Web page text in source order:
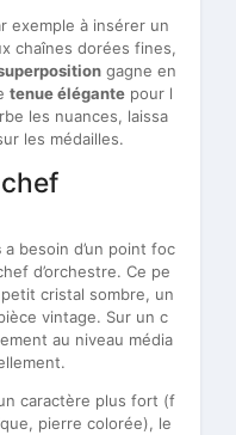
exemple à insérer un
chaînes dorées fines,
gagne en
tenue élégante pour l
les nuances, laissa
les médailles.
a besoin d’un point foc
d’orchestre. Ce pe
cristal sombre, un
vintage. Sur un c
au niveau média
caractère plus fort (f
pierre colorée), le